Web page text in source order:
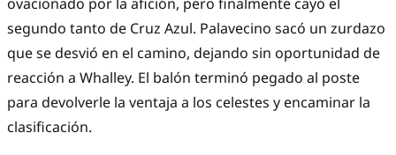
segundo tanto de Cruz Azul. Palavecino sacó un zurdazo
que se desvió en el camino, dejando sin oportunidad de
reacción a Whalley. El balón terminó pegado al poste
para devolverle la ventaja a los celestes y encaminar la
clasificación.